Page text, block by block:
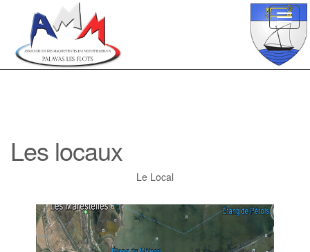
Les locaux
Le Local